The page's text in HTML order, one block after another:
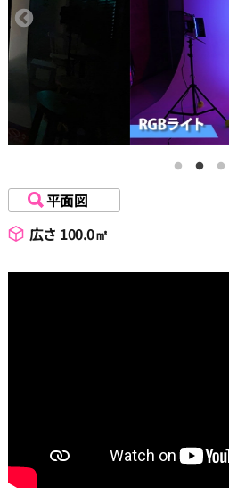
15:00
16:30
19:00
平面図
広さ 100.0㎡